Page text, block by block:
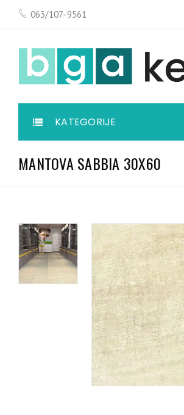
063/107-9561
KATEGORIJE
MANTOVA SABBIA 30X60